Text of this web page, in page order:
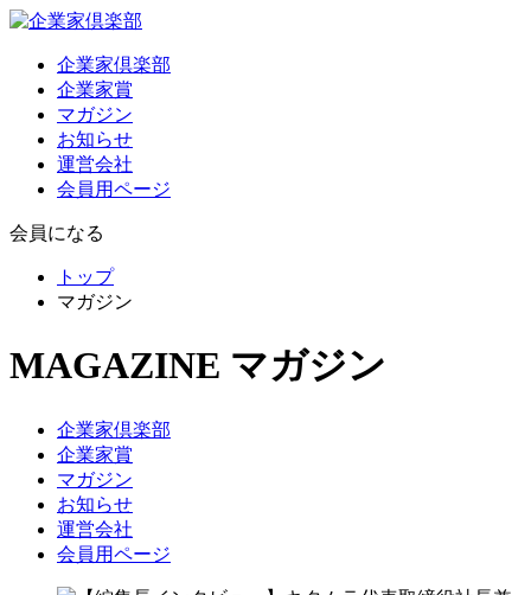
企業家倶楽部
企業家賞
マガジン
お知らせ
運営会社
会員用ページ
会員になる
トップ
マガジン
MAGAZINE マガジン
企業家倶楽部
企業家賞
マガジン
お知らせ
運営会社
会員用ページ